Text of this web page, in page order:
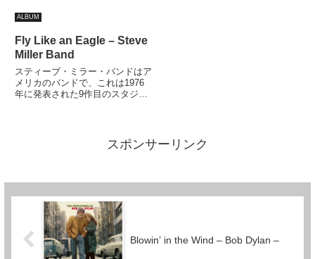
ALBUM
Fly Like an Eagle – Steve
Miller Band
スティーブ・ミラー・バンドはア
メリカのバンドで、これは1976
年に発表された9作目のスタジ
の大ヒットとなり、次のシングル
「フライ・ライク・アン・イーグスポンサーリンク
Blowin’ in the Wind – Bob Dylan –